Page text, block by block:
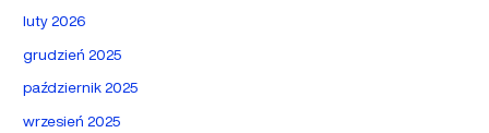
luty 2026
grudzień 2025
październik 2025
wrzesień 2025